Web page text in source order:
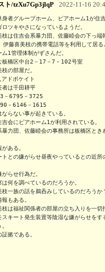
ト/tzXu7Gp3jlqP 2022-11-16
身者グループホーム、ピアホーム1が住
ロツキやさになっているようだ。
枝は住吉会系暴力団、佐藤睦会の下っ端
藤喜美枝の携帯電話等を利用して居る
ム1管理体制がずさんだ。
板橋区中台2－17－7－102号室
の部屋だ。
アドボケイト
者は千田耕平
－6795－3725
－6146－1615
らない事が起きている。
吉会にピアホーム1が利用されている。
暴力団、佐藤睦会の事務所は板橋区とき
ある。
トとの嫌がらせ昼夜やっているとの近所
らせ行為だ。
何を調べているのだろうか。
枝一族の話を鵜呑みしているのだろうか
もある。
枝は福祉関係者の部屋の立ち入りを一切
スキート発生装置等陰湿な嫌がらせをす
拠である。